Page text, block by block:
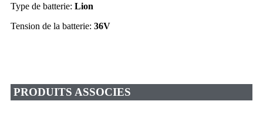
Type de batterie: Lion
Tension de la batterie: 36V
PRODUITS ASSOCIES